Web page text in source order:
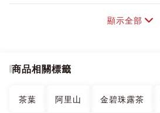
內容物：台灣
負責廠商地址
大里區大里二
顯示全部
商品相關標籤
茶葉 阿里山 金碧珠露茶